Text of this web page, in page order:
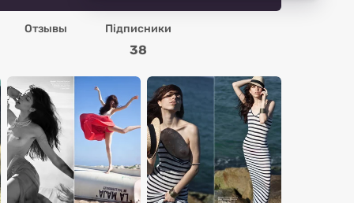
Español
Український
Отзывы Підписники
38